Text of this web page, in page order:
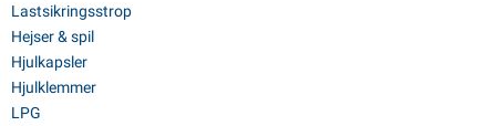
Lastsikringsstrop
Hejser & spil
Hjulkapsler
Hjulklemmer
LPG